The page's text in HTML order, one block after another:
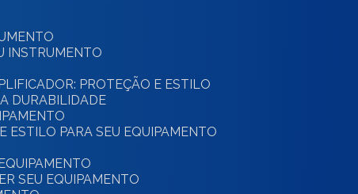
INSTRUMENTO
PROTEÇÃO E ESTILO
DURABILIDADE
ESTILO PARA SEU EQUIPAMENTO
SEU EQUIPAMENTO